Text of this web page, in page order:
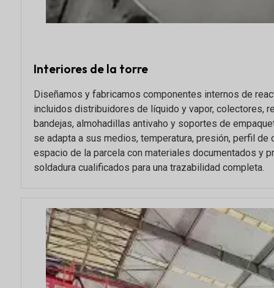
Interiores de la torre
Diseñamos y fabricamos componentes internos de
incluidos distribuidores de líquido y vapor, colectores,
bandejas, almohadillas antivaho y soportes de
se adapta a sus medios, temperatura, presión, perfil
espacio de la parcela con materiales documentados y
soldadura cualificados para una trazabilidad completa.